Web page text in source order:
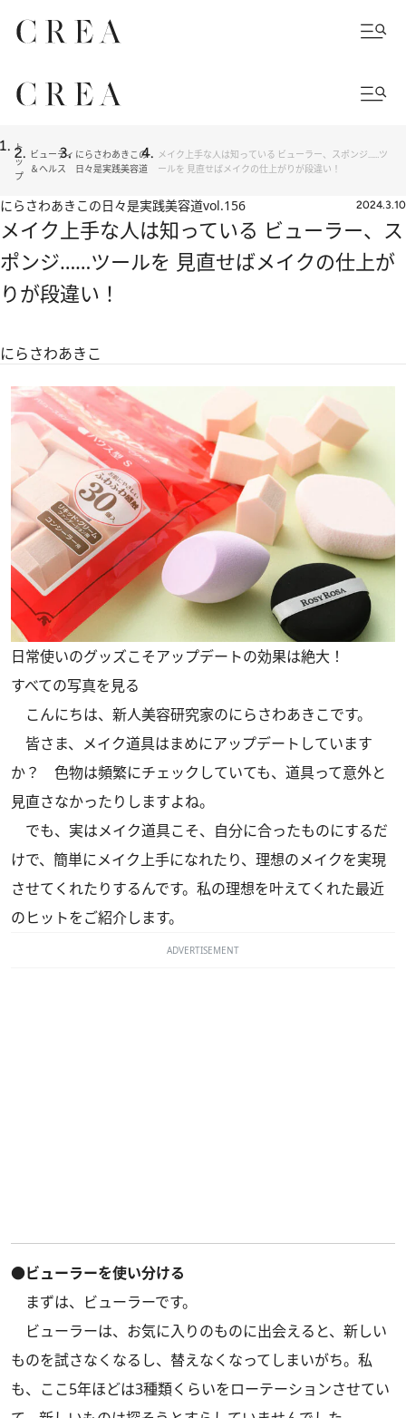
ト
ッ
プ
ビューティ
＆ヘルス
にらさわあきこの
日々是実践美容道
メイク上手な人は知っている ビューラー、スポンジ……ツ
ールを 見直せばメイクの仕上がりが段違い！
にらさわあきこの日々是実践美容道vol.156 2024.3.10
メイク上手な人は知っている ビューラー、ス
ポンジ……ツールを 見直せばメイクの仕上が
りが段違い！
にらさわあきこ
日常使いのグッズこそアップデートの効果は絶大！
すべての写真を見る
こんにちは、新人美容研究家のにらさわあきこです。
皆さま、メイク道具はまめにアップデートしています
か？ 色物は頻繁にチェックしていても、道具って意外と
見直さなかったりしますよね。
でも、実はメイク道具こそ、自分に合ったものにするだ
けで、簡単にメイク上手になれたり、理想のメイクを実現
させてくれたりするんです。私の理想を叶えてくれた最近
のヒットをご紹介します。
ADVERTISEMENT
●ビューラーを使い分ける
まずは、ビューラーです。
ビューラーは、お気に入りのものに出会えると、新しい
ものを試さなくなるし、替えなくなってしまいがち。私
も、ここ5年ほどは3種類くらいをローテーションさせてい